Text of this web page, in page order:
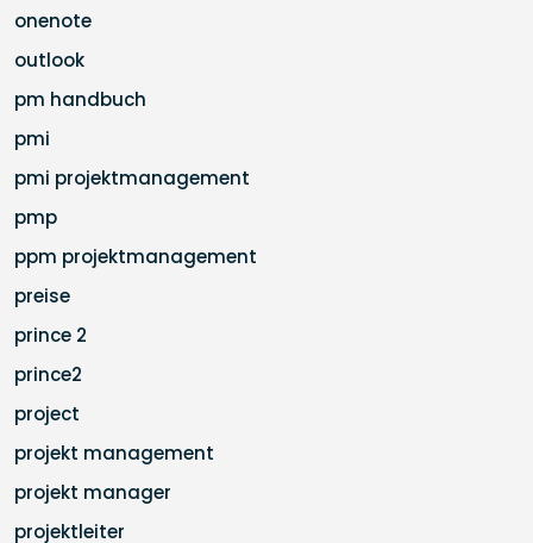
onenote
outlook
pm handbuch
pmi
pmi projektmanagement
pmp
ppm projektmanagement
preise
prince 2
prince2
project
projekt management
projekt manager
projektleiter